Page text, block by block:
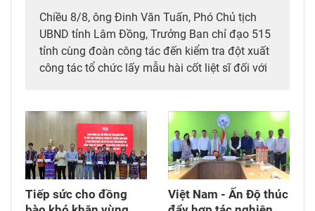
Chiều 8/8, ông Đinh Văn Tuấn, Phó Chủ tịch
UBND tỉnh Lâm Đồng, Trưởng Ban chỉ đạo 515
tỉnh cùng đoàn công tác đến kiểm tra đột xuất
công tác tổ chức lấy mẫu hài cốt liệt sĩ đối với
thời tặng quà cho cán bộ, chiến sĩ tham gia
công tác lấy mẫu tại đây.
Tiếp sức cho đồng
Việt Nam - Ấn Độ thúc